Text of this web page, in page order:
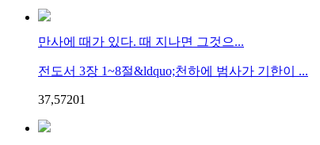
만사에 때가 있다. 때 지나면 그것으...
전도서 3장 1~8절&ldquo;천하에 범사가 기한이 ...
37,57201